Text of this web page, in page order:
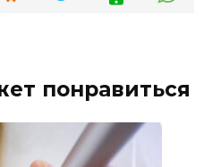
понравиться